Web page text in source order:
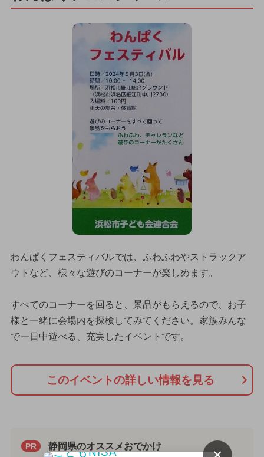
わんぱくフェスティバルでは、ふわふわやストラックア
ウトなど、様々な遊びのコーナーが楽しめます。
すべてのコーナーを回ると、景品がもらえるので、お子
様と一緒に会場内を探検してみてください。家族みんな
で一日中遊べる、充実したイベントです。
このイベントの詳しい情報を見る
PR 静岡県のオススメおでかけ